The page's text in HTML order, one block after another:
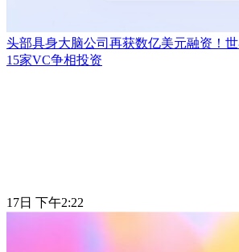
头部具身大脑公司再获数亿美元融资！
15家VC争相投资
17日 下午2:22